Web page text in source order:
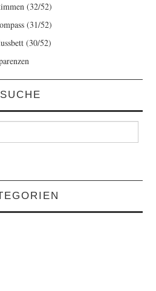
(32/52)
(31/52)
(30/52)
SUCHE